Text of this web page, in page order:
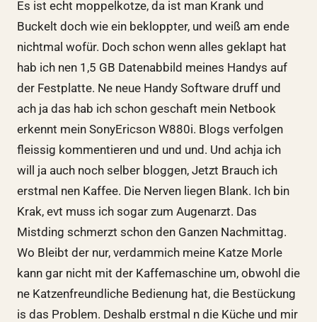
Es ist echt moppelkotze, da ist man Krank und
Buckelt doch wie ein bekloppter, und weiß am ende
nichtmal wofür. Doch schon wenn alles geklapt hat
hab ich nen 1,5 GB Datenabbild meines Handys auf
der Festplatte. Ne neue Handy Software druff und
ach ja das hab ich schon geschaft mein Netbook
erkennt mein SonyEricson W880i. Blogs verfolgen
fleissig kommentieren und und und. Und achja ich
will ja auch noch selber bloggen, Jetzt Brauch ich
erstmal nen Kaffee. Die Nerven liegen Blank. Ich bin
Krak, evt muss ich sogar zum Augenarzt. Das
Mistding schmerzt schon den Ganzen Nachmittag.
Wo Bleibt der nur, verdammich meine Katze Morle
kann gar nicht mit der Kaffemaschine um, obwohl die
ne Katzenfreundliche Bedienung hat, die Bestückung
is das Problem. Deshalb erstmal n die Küche und mir